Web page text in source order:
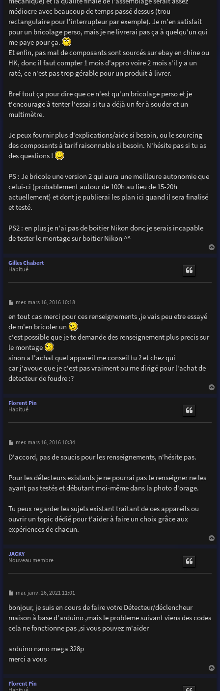
médiocre avec beaucoup de temps passé dessus (trou
rectangulaire pour l'interrupteur par exemple). Je m'en satisfait
pour un bricolage perso, mais je ne livrerai pas ça à quelqu'un qui
me paye pour ça.
Et enfin, pas mal de composants sont sourcés sur ebay en chine ou
HK, donc il faut compter 1 mois d'appro voire 2 mois s'il y a un
raté, ce n'est pas trop gérable pour un produit à livrer.
Bref tout ça pour dire que ce n'est qu'un bricolage perso et je
t'encourage à tenter l'essai si tu a déjà un fer à souder et un
multimètre.
Je peux fournir plus d'explications/aide si besoin, ou le sourcing
des composants à tarif raisonnable si besoin. N'hésite pas si tu as
des questions !
PS : Je bricole une version 2 qui aura une meilleure autonomie que
celui-ci (probablement autour de 100h au lieu de 15-20h
actuellement) et dont je publierai les plan ici quand il sera finalisé
et testé.
PS2 : en plus je n'ai pas de boitier Nikon donc je serais incapable
de tester le montage sur boitier Nikon ^^
Gilles Chabert
Habitué
M
s
s
a
e
mer. mars 16, 2016 10:18
en tout cas merci pour ces renseignements ,je vais peu etre essayé
de m'en bricoler un
c'est possible que je te demande des renseignement plus precis sur
le montage
sinon a l'achat quel appareil me conseil tu ? et chez qui
car j'avoue que je c'est pas vraiment ou me dirigé pour l'achat de
detecteur de foudre :?
Florent Pin
Habitué
M
s
s
e
mer. mars 16, 2016 10:34
D'accord, pas de soucis pour les renseignements, n'hésite pas.
Pour les détecteurs existants je ne pourrai pas te renseigner ne les
ayant pas testés et débutant moi-même dans la photo d'orage.
Tu peux regarder les sujets existant traitant de ces appareils ou
ouvrir un topic dédié pour t'aider à faire un choix grâce aux
expériences de chacun.
JACKY
Nouveau membre
M
s
s
a
g
e
mar. janv. 26, 2021 11:01
bonjour, je suis en cours de faire votre Détecteur/déclencheur
maison à base d'arduino ,mais le probleme suivant viens des codes
cela ne fonctionne pas ,si vous pouvez m'aider
arduino nano mega 328p
merci a vous
Florent Pin